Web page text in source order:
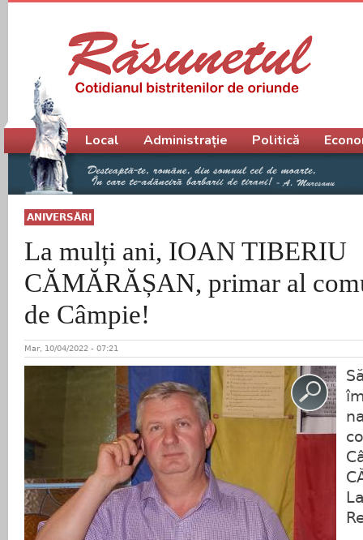
ANIVERSĂRI
La mulți ani, IOAN TIBERIU
CĂMĂRĂȘAN, primar al
de Câmpie!
Mar, 10/04/2022 - 07:21
Meniu principal
Local Administrație Politică